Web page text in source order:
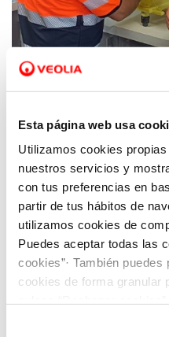
Esta página web usa
Utilizamos cookies
nuestros servicios y
con tus preferencias en
partir de tus hábitos de
utilizamos cookies de
Puedes aceptar todas las
cookies”· También
cookies de forma granular
01 SEP 2022
través de la FP Dual
vinculadas al ciclo